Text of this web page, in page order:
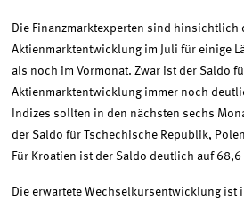
Die Finanzmarktexperten sind hinsichtlich
Aktienmarktentwicklung im Juli für einige
als noch im Vormonat. Zwar ist der Saldo
Aktienmarktentwicklung immer noch
Indizes sollten in den nächsten sechs
der Saldo für Tschechische Republik,
Für Kroatien ist der Saldo deutlich auf 68,6
Die erwartete Wechselkursentwicklung ist